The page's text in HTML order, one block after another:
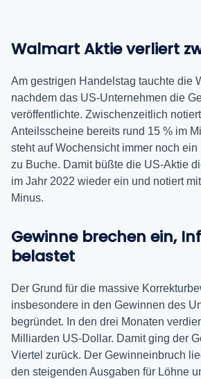
Walmart Aktie verliert
Am gestrigen Handelstag tauchte die
nachdem das US-Unternehmen die
veröffentlichte. Zwischenzeitlich
Anteilsscheine bereits rund 15 % im
steht auf Wochensicht immer noch
zu Buche. Damit büßte die US-Aktie
im Jahr 2022 wieder ein und notiert
Minus.
Gewinne brechen ein,
belastet
Der Grund für die massive
insbesondere in den Gewinnen des
begründet. In den drei Monaten
Milliarden US-Dollar. Damit ging der
Viertel zurück. Der Gewinneinbruch
den steigenden Ausgaben für Löhne